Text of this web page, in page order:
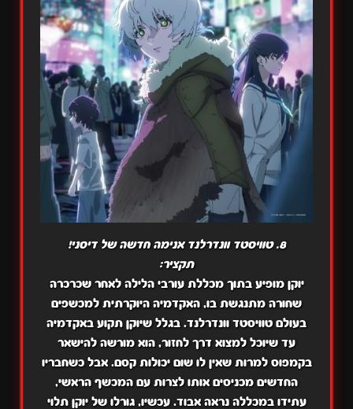
8. טוויסטד וונדרלנד אנימה חדשה של דיסני!
תקציר:
יוקן מופיע בתוך מכללת עורבי הלילה לאחר שכרכרה
שחורה מתנגשת בו, האקדמיה היוקרתית למכשפים
בעולם טוויסטד וונדרלנד. בגלל שיוקן תקוע באקדמיה
עד שיוכל למצוא דרך לחזור, הוא מורשה להישאר
בקמפוס למרות שאין לו שום יכולות קסם. אבל כשחבריו
החדשים מכניסים אותו לצרות עם המכשף הראשי,
עתידו במכללה נראה אבוד. עכשיו, גורלו של יוקן תלוי